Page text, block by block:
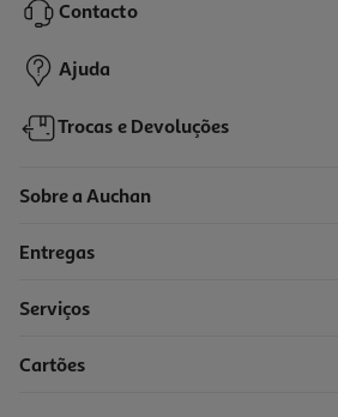
Contacto
Ajuda
Trocas e Devoluções
Sobre a Auchan
Entregas
Serviços
Cartões